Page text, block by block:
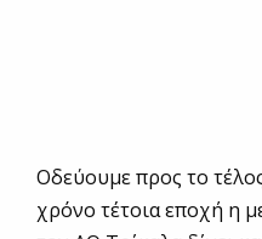
Οδεύουμε προς το
χρόνο τέτοια εποχή η